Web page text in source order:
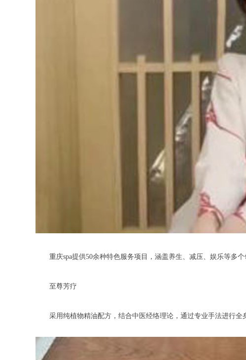
重庆spa提供50余种特色服务项目，涵盖养生、减压、娱乐等多个
至尊芳疗
采用纯植物精油配方，结合中医经络理论，通过专业手法进行全